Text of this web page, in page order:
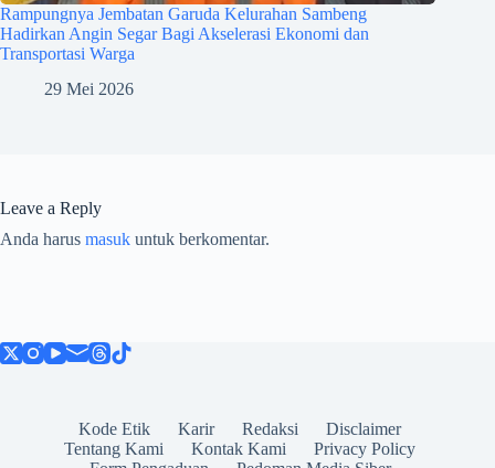
Rampungnya Jembatan Garuda Kelurahan Sambeng
Hadirkan Angin Segar Bagi Akselerasi Ekonomi dan
Transportasi Warga
29 Mei 2026
Leave a Reply
Anda harus masuk untuk berkomentar.
Kode Etik Karir Redaksi
Disclaimer
Tentang Kami
Kontak Kami
Privacy Policy